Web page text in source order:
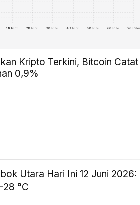
Kripto Terkini, Bitcoin Catat
0,9%
Utara Hari Ini 12 Juni 2026:
28 °C